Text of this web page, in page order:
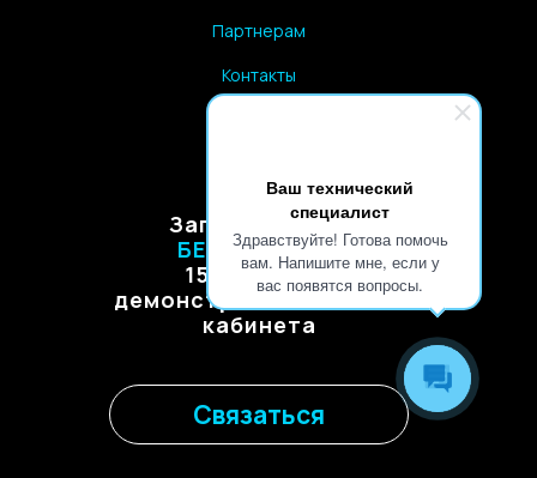
Ваш технический
специалист
Здравствуйте! Готова помочь
вам. Напишите мне, если у
вас появятся вопросы.
Партнерам
Контакты
Запишитесь на
БЕСПЛАТНУЮ
15 минутную
демонстрацию личного
кабинета
Связаться